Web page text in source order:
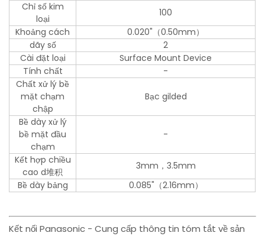
Chỉ số kim
loại
100
Khoảng cách
0.020"（0.50mm）
dãy số
2
Cài đặt loại
Surface Mount Device
Tính chất
-
Chất xử lý bề
mặt chạm
chập
Bạc gilded
Bề dày xử lý
bề mặt đầu
chạm
-
Kết hợp chiều
cao d堆积
3mm，3.5mm
Bề dày bảng
0.085"（2.16mm）
Kết nối Panasonic - Cung cấp thông tin tóm tắt về sản